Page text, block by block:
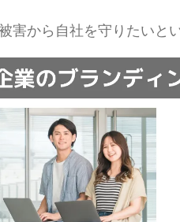
害から自社を守りたいと